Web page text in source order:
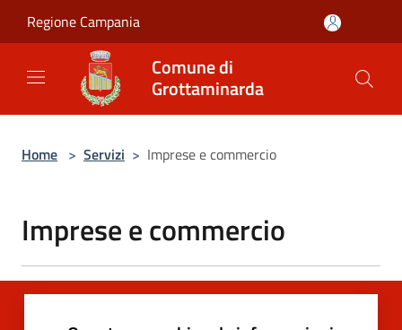
Regione Campania
Comune di
Grottaminarda
Home > Servizi > Imprese e commercio
Imprese e commercio